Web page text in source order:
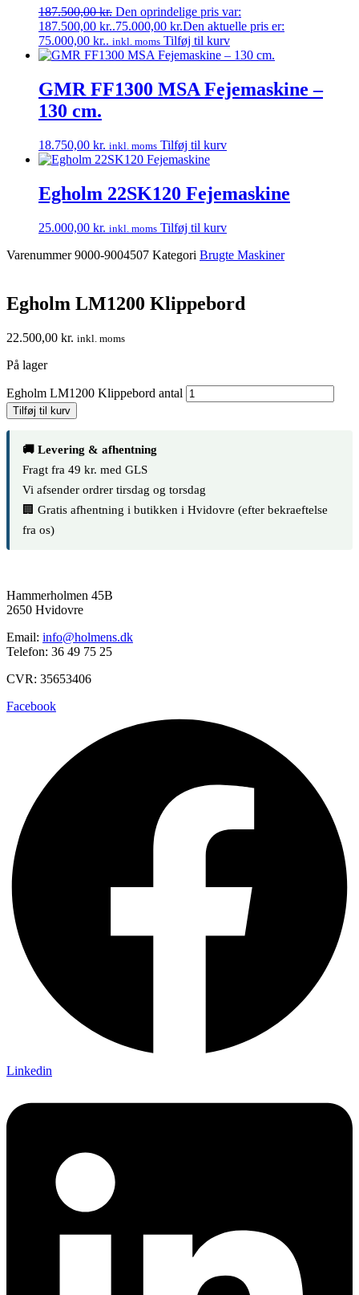
187.500,00kr. Den oprindelige pris var:
187.500,00 kr..75.000,00 kr.Den aktuelle pris er:
75.000,00 kr.. inkl. moms Tilføj til kurv
GMR FF1300 MSA Fejemaskine –
130 cm.
18.750,00 kr. inkl. moms Tilføj til kurv
Egholm 22SK120 Fejemaskine
25.000,00 kr. inkl. moms Tilføj til kurv
Varenummer9000-9004507 Kategori Brugte Maskiner
Egholm LM1200 Klippebord
22.500,00 kr. inkl. moms
På lager
Egholm LM1200 Klippebord antal
Tilføj til kurv
🚚 Levering & afhentning
Fragt fra 49 kr. med GLS
Vi afsender ordrer tirsdag og torsdag
🏢 Gratis afhentning i butikken i Hvidovre (efter bekraeftelse
fra os)
Hammerholmen 45B
2650 Hvidovre
Email: info@holmens.dk
Telefon: 36 49 75 25
CVR: 35653406
Facebook
Linkedin